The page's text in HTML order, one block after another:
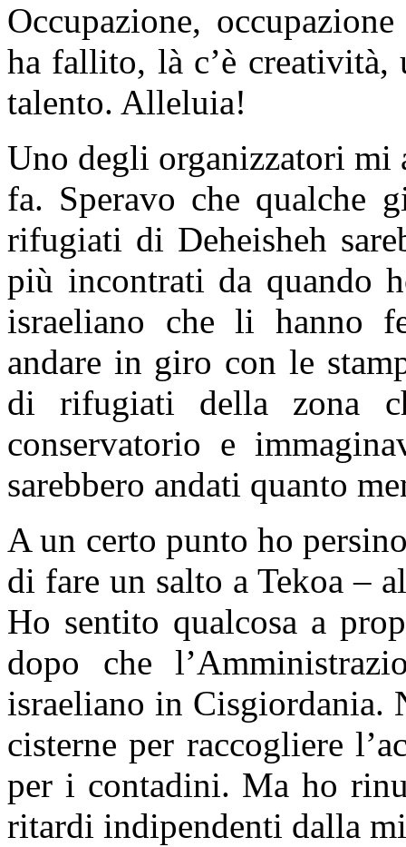
Occupazione,
ha fallito, là c’è creatività,
talento. Alleluia!
Uno degli organizzatori mi
fa. Speravo che qualche
rifugiati di Deheisheh
più incontrati da quando
israeliano che li hanno
andare in giro con le
di rifugiati della zona
conservatorio e
sarebbero andati quanto
A un certo punto ho
di fare un salto a Tekoa –
Ho sentito qualcosa a
dopo che
israeliano in Cisgiordania.
cisterne per raccogliere
per i contadini. Ma ho
ritardi indipendenti dalla